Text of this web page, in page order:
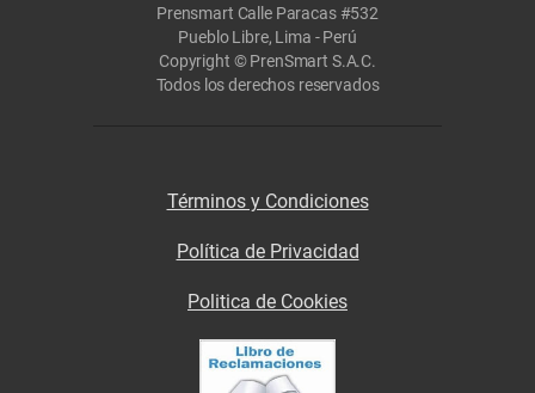
Prensmart Calle Paracas #532
Pueblo Libre, Lima - Perú
Copyright © PrenSmart S.A.C.
Todos los derechos reservados
Términos y Condiciones
Política de Privacidad
Politica de Cookies